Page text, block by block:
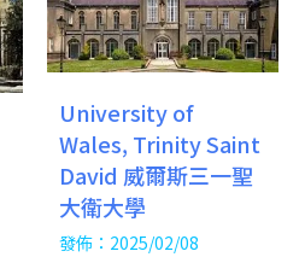
University of
Wales, Trinity Saint
David 威爾斯三一聖
大衛大學
發佈：2025/02/08